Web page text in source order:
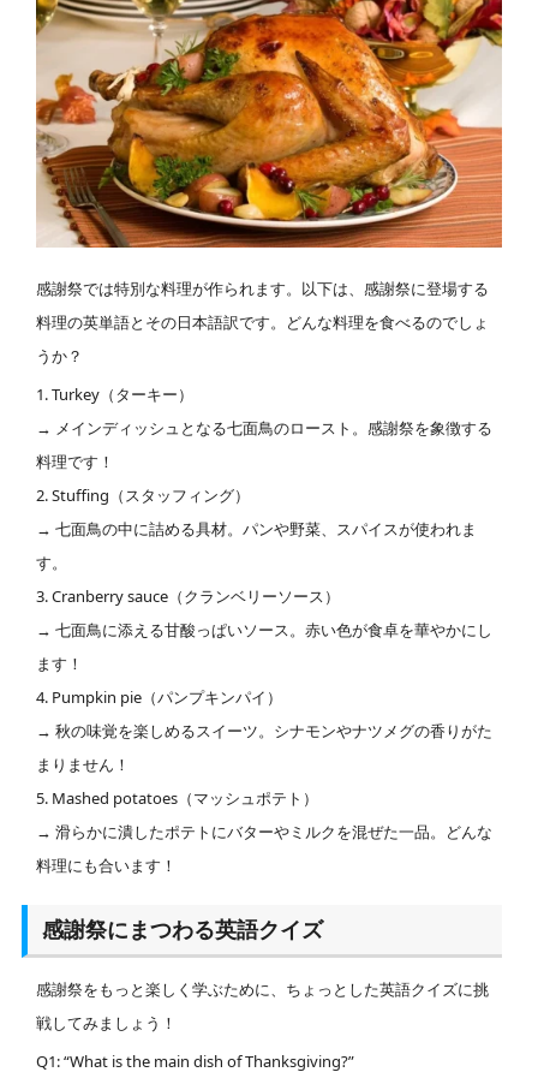
感謝祭では特別な料理が作られます。以下は、感謝祭に登場する
料理の英単語とその日本語訳です。どんな料理を食べるのでしょ
うか？
1. Turkey（ターキー）
→ メインディッシュとなる七面鳥のロースト。感謝祭を象徴する
料理です！
2. Stuffing（スタッフィング）
→ 七面鳥の中に詰める具材。パンや野菜、スパイスが使われま
す。
3. Cranberry sauce（クランベリーソース）
→ 七面鳥に添える甘酸っぱいソース。赤い色が食卓を華やかにし
ます！
4. Pumpkin pie（パンプキンパイ）
→ 秋の味覚を楽しめるスイーツ。シナモンやナツメグの香りがた
まりません！
5. Mashed potatoes（マッシュポテト）
→ 滑らかに潰したポテトにバターやミルクを混ぜた一品。どんな
料理にも合います！
感謝祭にまつわる英語クイズ
感謝祭をもっと楽しく学ぶために、ちょっとした英語クイズに挑
戦してみましょう！
Q1: “What is the main dish of Thanksgiving?”